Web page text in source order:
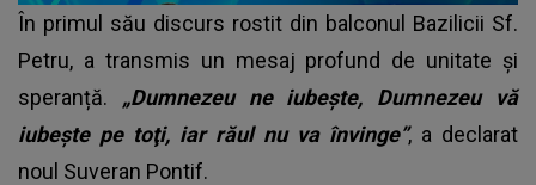
În primul său discurs rostit din balconul Bazilicii Sf.
Petru, a transmis un mesaj profund de unitate și
speranță. „Dumnezeu ne iubeşte, Dumnezeu vă
iubeşte pe toţi, iar răul nu va învinge”, a declarat
noul Suveran Pontif.